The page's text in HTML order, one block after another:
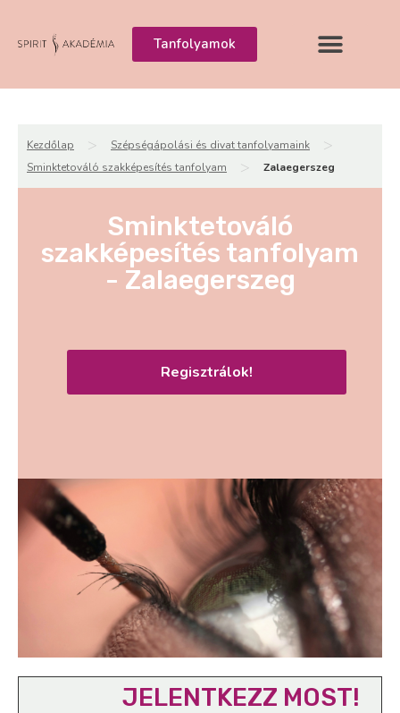
Tanfolyamok
Kezdőlap > Szépségápolási és divat tanfolyamaink >
Sminktetováló szakképesítés tanfolyam > Zalaegerszeg
Sminktetováló
szakképesítés tanfolyam
- Zalaegerszeg
Regisztrálok!
JELENTKEZZ MOST!